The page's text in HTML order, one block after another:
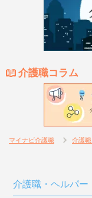
介護職コラム
マイナビ介護職 介護
介護職・ヘルパー